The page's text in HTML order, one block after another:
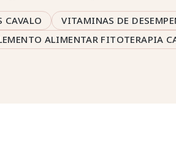
CAVALO
VITAMINAS DE
ALIMENTAR FITOTERAPIA